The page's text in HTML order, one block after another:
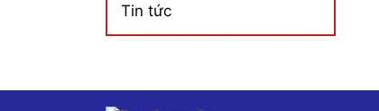
Tin tức